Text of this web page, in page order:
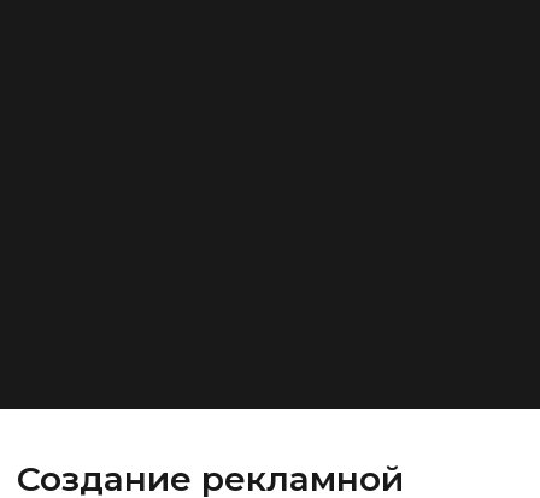
Создание рекламной